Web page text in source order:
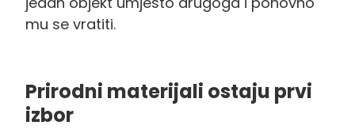
mu se vratiti.
Prirodni materijali ostaju prvi
izbor